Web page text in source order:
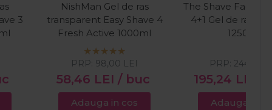
3
NishMan Gel de ras
transparent Easy Shave 4
Fresh Active 1000ml
58,46 LEI / buc
PRP: 98,00 LEI
Adauga in cos
The Shave
4+1 Gel de ras
1250ml
195,24 LEI
PRP: 244,05
Adauga in